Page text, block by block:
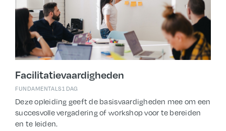
Facilitatievaardigheden
FUNDAMENTALS1 DAG
Deze opleiding geeft de basisvaardigheden mee om een
succesvolle vergadering of workshop voor te bereiden
en te leiden.